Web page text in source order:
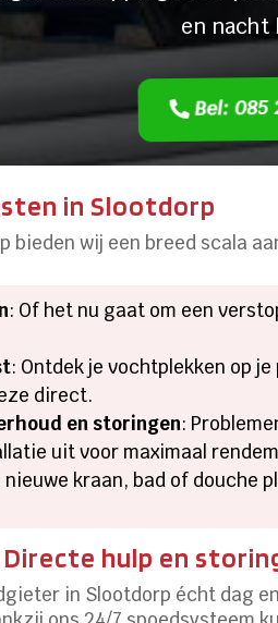
en nacht
Bel: 085
in Slootdorp
bieden wij een breed scala
: Of het nu gaat om een
: Ontdek je vochtplekken op
direct.
en storingen:
uit voor maximaal
nieuwe kraan, bad of douche
hulp en
in Slootdorp écht dag